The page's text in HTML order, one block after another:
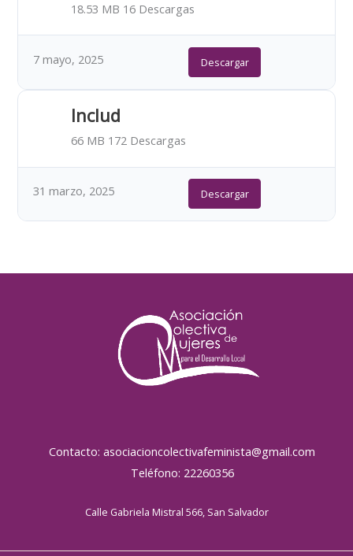
18.53 MB 16 Descargas
7 mayo, 2025 Descargar
Includ
66 MB 172 Descargas
31 marzo, 2025 Descargar
Contacto: asociacioncolectivafeminista@gmail.com
Teléfono: 22260356
Calle Gabriela Mistral 566, San Salvador